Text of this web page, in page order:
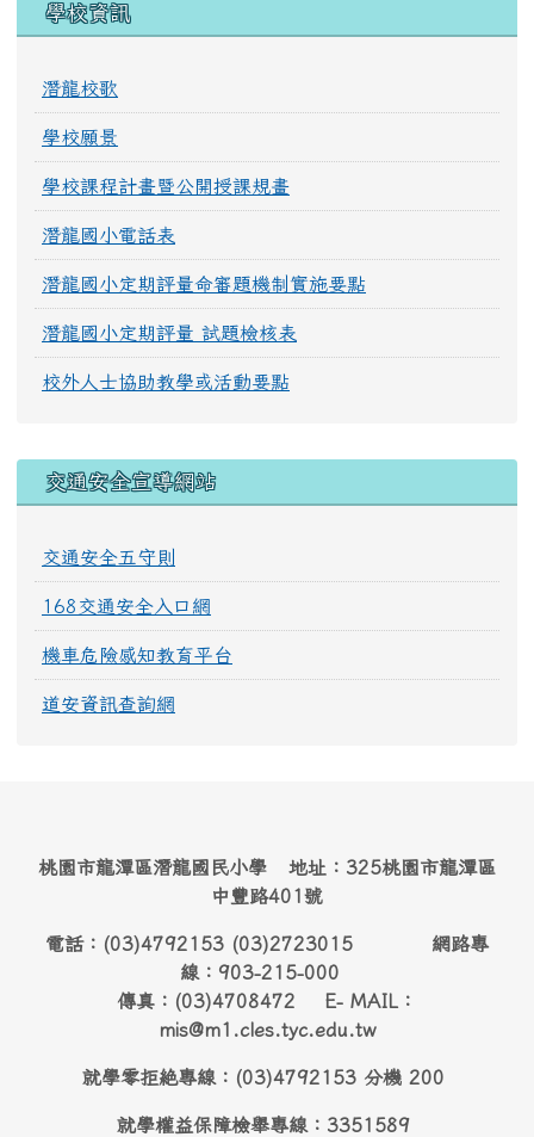
學校資訊
潛龍校歌
學校願景
學校課程計畫暨公開授課規畫
潛龍國小電話表
潛龍國小定期評量命審題機制實施要點
潛龍國小定期評量 試題檢核表
校外人士協助教學或活動要點
交通安全宣導網站
交通安全五守則
168交通安全入口網
機車危險感知教育平台
道安資訊查詢網
桃園市龍潭區潛龍國民小學 地址：325桃園市龍潭區
中豐路401號
電話：(03)4792153 (03)2723015 網路專
線：903-215-000
傳真：(03)4708472 E- MAIL：
mis@m1.cles.tyc.edu.tw
就學零拒絶專線：(03)4792153 分機 200
就學權益保障檢舉專線：3351589